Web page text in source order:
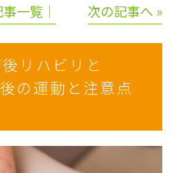
一覧│ 次の記事へ »
リハビリと
の運動と注意点